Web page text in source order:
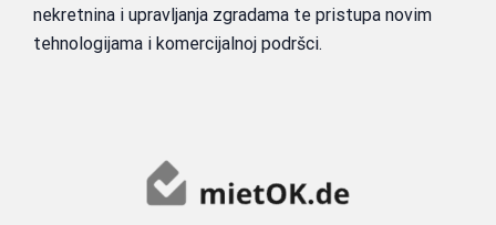
nekretnina i upravljanja zgradama te pristupa novim
tehnologijama i komercijalnoj podršci.